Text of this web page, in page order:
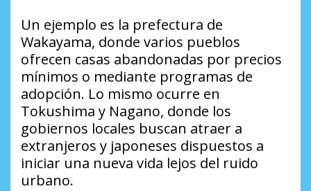
Un ejemplo es la prefectura de
Wakayama, donde varios pueblos
ofrecen casas abandonadas por precios
mínimos o mediante programas de
adopción. Lo mismo ocurre en
Tokushima y Nagano, donde los
gobiernos locales buscan atraer a
extranjeros y japoneses dispuestos a
iniciar una nueva vida lejos del ruido
urbano.